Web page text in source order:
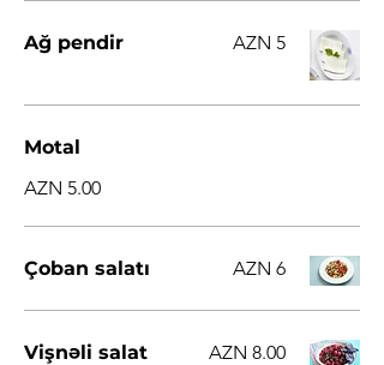
Ağ pendir AZN 5
Motal
AZN 5.00
Çoban salatı AZN 6
Vişnəli salat
AZN 8.00